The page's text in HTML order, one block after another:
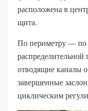
расположена в
щита.
По периметру — по
отводящие каналы
завершенные
циклическим